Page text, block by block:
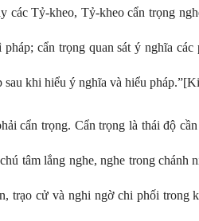
các Tỷ-kheo, Tỷ-kheo cẩn trọng
cẩn trọng quan sát ý nghĩa
sau khi hiểu ý nghĩa và hiểu
cẩn trọng. Cẩn trọng là thái độ
tâm lắng nghe, nghe trong chánh
trạo cử và nghi ngờ chi phối trong